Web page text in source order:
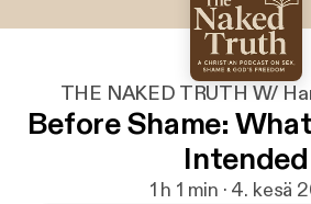
THE NAKED TRUTH W/
Before Shame:
Intended
1 h 1 min · 4. kesä